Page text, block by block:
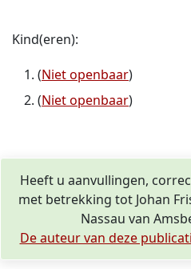
Kind(eren):
(Niet openbaar)
(Niet openbaar)
Heeft u aanvullingen,
met betrekking tot Johan
Nassau van
De auteur van deze